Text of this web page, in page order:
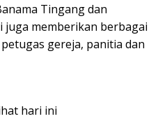
Tingang dan
memberikan berbagai
gereja, panitia dan
hari ini